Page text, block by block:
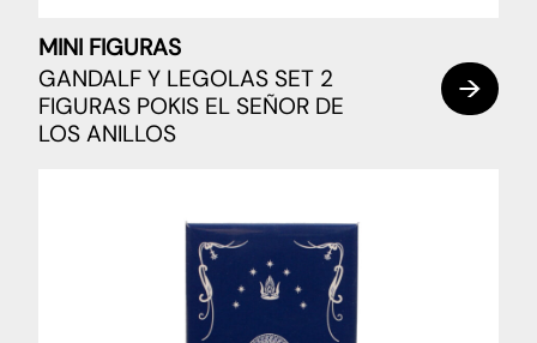
MINI FIGURAS
GANDALF Y LEGOLAS SET 2
FIGURAS POKIS EL SEÑOR DE
LOS ANILLOS